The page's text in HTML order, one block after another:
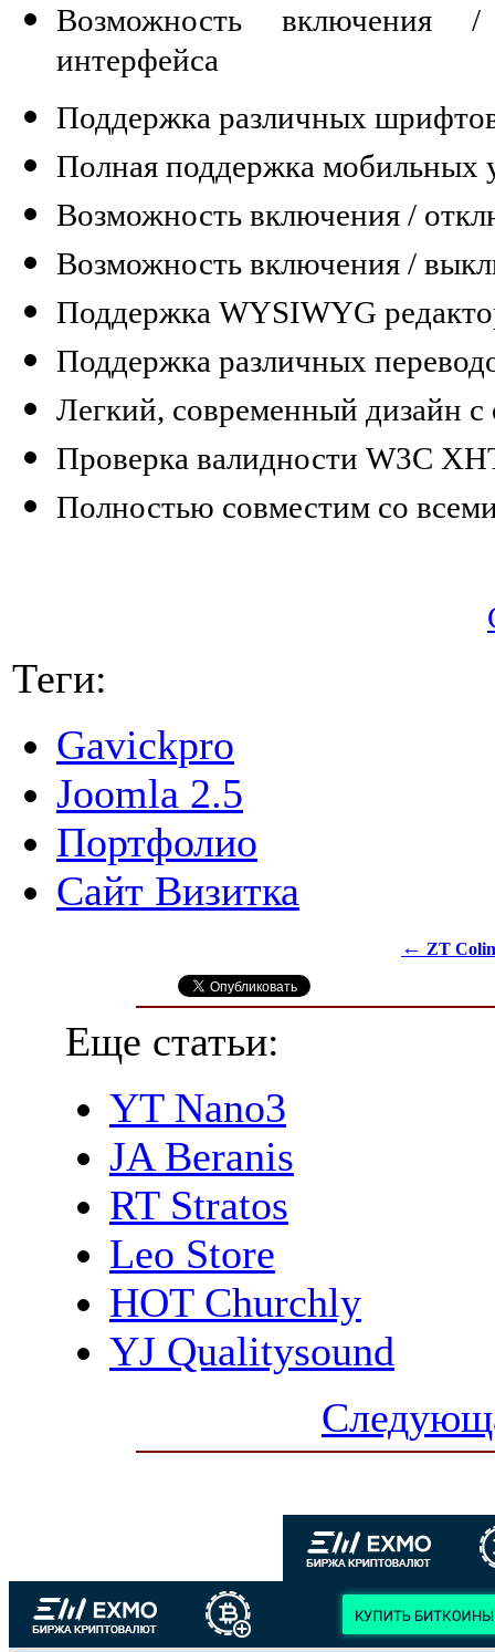
Возможность включения /
интерфейса
Поддержка различных
Полная поддержка мобильных
Возможность включения /
Возможность включения /
Поддержка WYSIWYG
Поддержка различных
Легкий, современный дизайн с
Проверка валидности W3C
Полностью совместим со
Теги:
Gavickpro
Joomla 2.5
Портфолио
Сайт Визитка
← ZT
Еще статьи:
YT Nano3
JA Beranis
RT Stratos
Leo Store
HOT Churchly
YJ Qualitysound